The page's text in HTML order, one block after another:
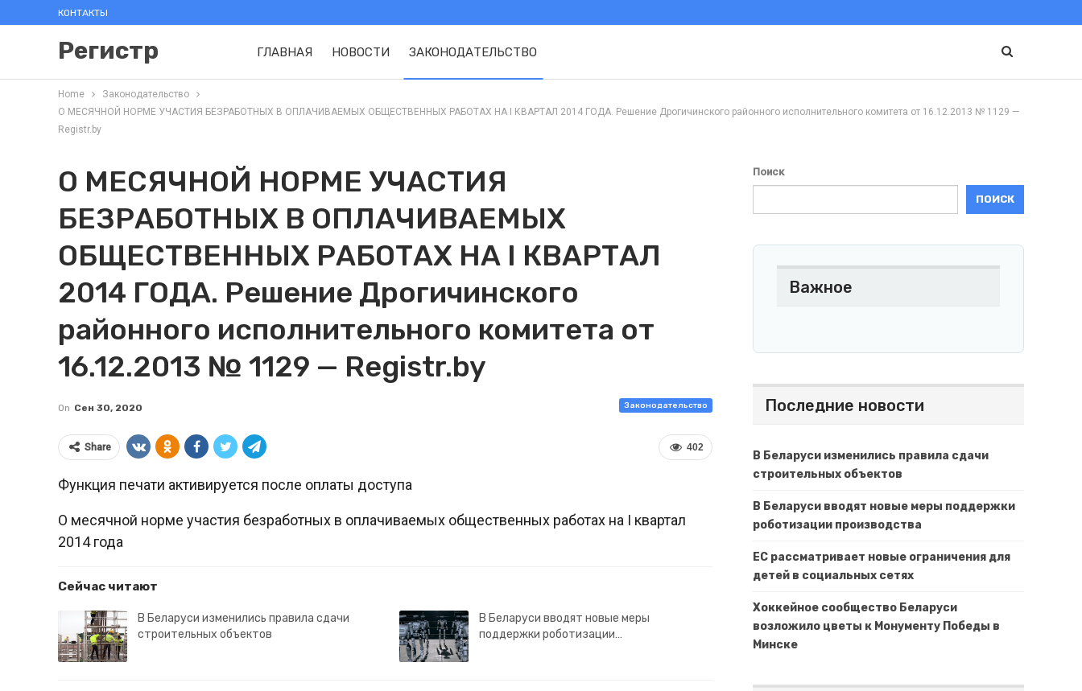
КОНТАКТЫ
Регистр ГЛАВНАЯ НОВОСТИ ЗАКОНОДАТЕЛЬСТВО
Home
Законодательство
О МЕСЯЧНОЙ НОРМЕ УЧАСТИЯ БЕЗРАБОТНЫХ В ОПЛАЧИВАЕМЫХ ОБЩЕСТВЕННЫХ РАБОТАХ НА I КВАРТАЛ 2014 ГОДА. Решение Дрогичинского районного исполнительного комитета от 16.12.2013 № 1129 —
Registr.by
О МЕСЯЧНОЙ НОРМЕ УЧАСТИЯ
БЕЗРАБОТНЫХ В ОПЛАЧИВАЕМЫХ
ОБЩЕСТВЕННЫХ РАБОТАХ НА I КВАРТАЛ
2014 ГОДА. Решение Дрогичинского
районного исполнительного комитета от
16.12.2013 № 1129 — Registr.by
Законодательство
On Сен 30, 2020
402
Share
Функция печати активируется после оплаты доступа
О месячной норме участия безработных в оплачиваемых общественных работах на I квартал
2014 года
Сейчас читают
В Беларуси изменились правила сдачи
строительных объектов
В Беларуси вводят новые меры
поддержки роботизации…
Поиск
ПОИСК
Важное
Последние новости
В Беларуси изменились правила сдачи
строительных объектов
В Беларуси вводят новые меры поддержки
роботизации производства
ЕС рассматривает новые ограничения для
детей в социальных сетях
Хоккейное сообщество Беларуси
возложило цветы к Монументу Победы в
Минске